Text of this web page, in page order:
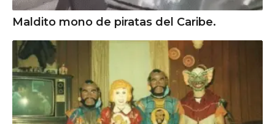
Maldito mono de piratas del Caribe.